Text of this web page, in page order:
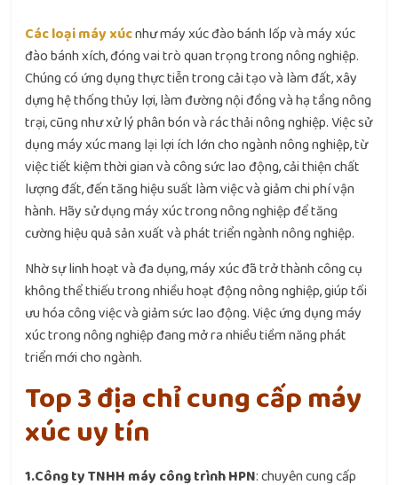
Các loại máy xúcnhư máy xúc đào bánh lốp và máy xúc
đào bánh xích, đóng vai trò quan trọng trong nông nghiệp.
Chúng có ứng dụng thực tiễn trong cải tạo và làm đất, xây
dựng hệ thống thủy lợi, làm đường nội đồng và hạ tầng nông
trại, cũng như xử lý phân bón và rác thải nông nghiệp. Việc sử
dụng máy xúc mang lại lợi ích lớn cho ngành nông nghiệp, từ
việc tiết kiệm thời gian và công sức lao động, cải thiện chất
lượng đất, đến tăng hiệu suất làm việc và giảm chi phí vận
hành. Hãy sử dụng máy xúc trong nông nghiệp để tăng
cường hiệu quả sản xuất và phát triển ngành nông nghiệp.
Nhờ sự linh hoạt và đa dụng, máy xúc đã trở thành công cụ
không thể thiếu trong nhiều hoạt động nông nghiệp, giúp tối
ưu hóa công việc và giảm sức lao động. Việc ứng dụng máy
xúc trong nông nghiệp đang mở ra nhiều tiềm năng phát
triển mới cho ngành.
Top 3 địa chỉ cung cấp máy
xúc uy tín
1.Công ty TNHH máy công trình HPN: chuyên cung cấp